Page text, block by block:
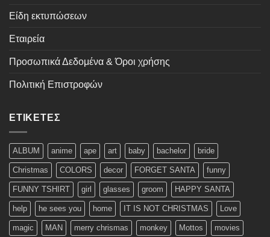
Είδη εκτυπώσεων
Εταιρεία
Προσωπικά Δεδομένα & Όροι χρήσης
Πολιτική Επιστροφών
ΕΤΙΚΈΤΕΣ
ALBUM anime ape art baby bachelor bride
Christmas COLORS decor FORGET SANTA funny
FUNNY TSHIRT girl glasses groom HAPPY SANTA
help he sees you home IT IS NOT CHRISTMAS Love
magic MAN merry chrismas monkey Mottos movies